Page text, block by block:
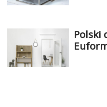
Polski